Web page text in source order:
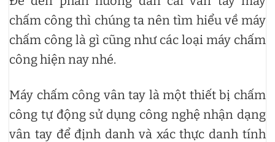
chấm công thì chúng ta nên tìm hiểu về máy
chấm công là gì cũng như các loại máy chấm
công hiện nay nhé.
Máy chấm công vân tay là một thiết bị chấm
công tự động sử dụng công nghệ nhận dạng
vân tay để định danh và xác thực danh tính